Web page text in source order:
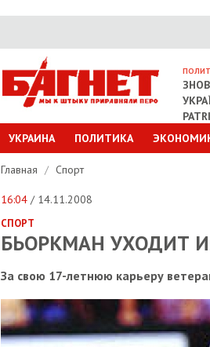
УКРАИНА ПОЛИТИКА
Главная / Спорт
16:04 / 14.11.2008
СПОРТ
БЬОРКМАН УХОДИТ
За свою 17-летнюю карьеру